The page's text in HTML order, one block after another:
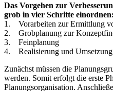
Das Vorgehen zur
grob in vier Schritte einordnen:
1. Vorarbeiten zur Ermittlung
2. Grobplanung zur
3. Feinplanung
4. Realisierung und Umsetzung
Zunächst müssen die
werden. Somit erfolgt die erste
Planungsorganisation.